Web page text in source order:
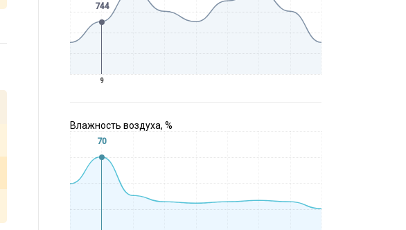
744
9
Влажность воздуха, %
70